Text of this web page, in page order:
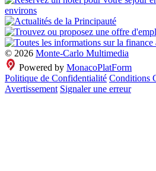
© 2026 Monte-Carlo Multimedia
Powered by MonacoPlatForm
Politique de Confidentialité Conditions
Avertissement Signaler une erreur